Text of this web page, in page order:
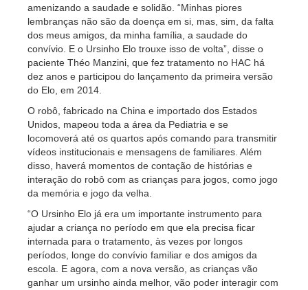
amenizando a saudade e solidão. “Minhas piores
lembranças não são da doença em si, mas, sim, da falta
dos meus amigos, da minha família, a saudade do
convívio. E o Ursinho Elo trouxe isso de volta”, disse o
paciente Théo Manzini, que fez tratamento no HAC há
dez anos e participou do lançamento da primeira versão
do Elo, em 2014.
O robô, fabricado na China e importado dos Estados
Unidos, mapeou toda a área da Pediatria e se
locomoverá até os quartos após comando para transmitir
vídeos institucionais e mensagens de familiares. Além
disso, haverá momentos de contação de histórias e
interação do robô com as crianças para jogos, como jogo
da memória e jogo da velha.
“O Ursinho Elo já era um importante instrumento para
ajudar a criança no período em que ela precisa ficar
internada para o tratamento, às vezes por longos
períodos, longe do convívio familiar e dos amigos da
escola. E agora, com a nova versão, as crianças vão
ganhar um ursinho ainda melhor, vão poder interagir com